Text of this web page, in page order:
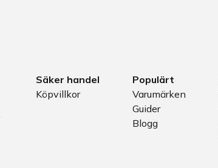
Säker handel
Köpvillkor
Populärt
Varumärken
Guider
Blogg